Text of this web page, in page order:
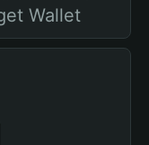
Wallet